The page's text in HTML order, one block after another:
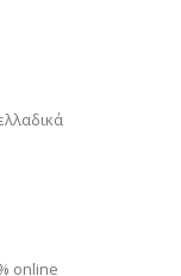
online